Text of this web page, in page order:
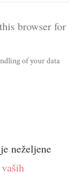
browser for
of your data
neželjene